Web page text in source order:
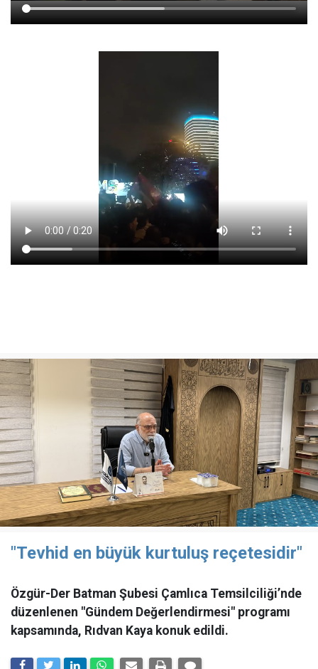
"Tevhid en büyük kurtuluş reçetesidir"
Özgür-Der Batman Şubesi Çamlıca Temsilciliği’nde
düzenlenen "Gündem Değerlendirmesi" programı
kapsamında, Rıdvan Kaya konuk edildi.